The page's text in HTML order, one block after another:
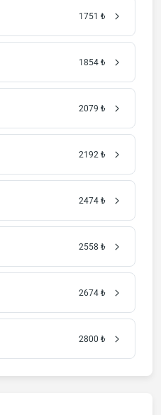
1751 ₺
1854 ₺
2079 ₺
2192 ₺
2474 ₺
2558 ₺
2674 ₺
2800 ₺